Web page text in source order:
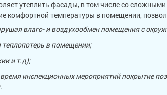
утеплить фасады, в том числе со
температуры в помещении,
влаго- и воздухообмен помещения с
теплопотерь в помещении;
и т.д);
инспекционных мероприятий покрытие